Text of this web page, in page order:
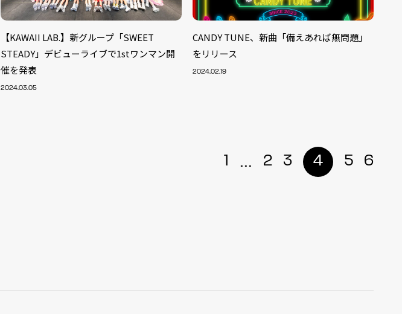
【KAWAII LAB.】新グループ「SWEET
STEADY」デビューライブで1stワンマン開
催を発表
2024.03.05
CANDY TUNE、新曲「備えあれば無問題」
をリリース
2024.02.19
1 ... 2 3 4 5 6